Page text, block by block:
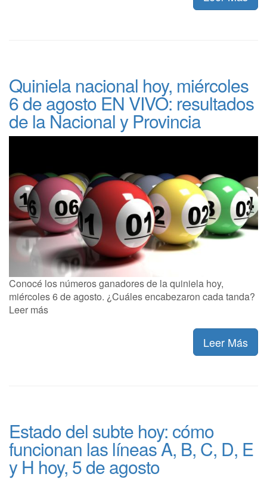
Quiniela nacional hoy, miércoles
6 de agosto EN VIVO: resultados
de la Nacional y Provincia
Conocé los números ganadores de la quiniela hoy,
miércoles 6 de agosto. ¿Cuáles encabezaron cada tanda?
Leer más
Leer Más
Estado del subte hoy: cómo
funcionan las líneas A, B, C, D, E
y H hoy, 5 de agosto